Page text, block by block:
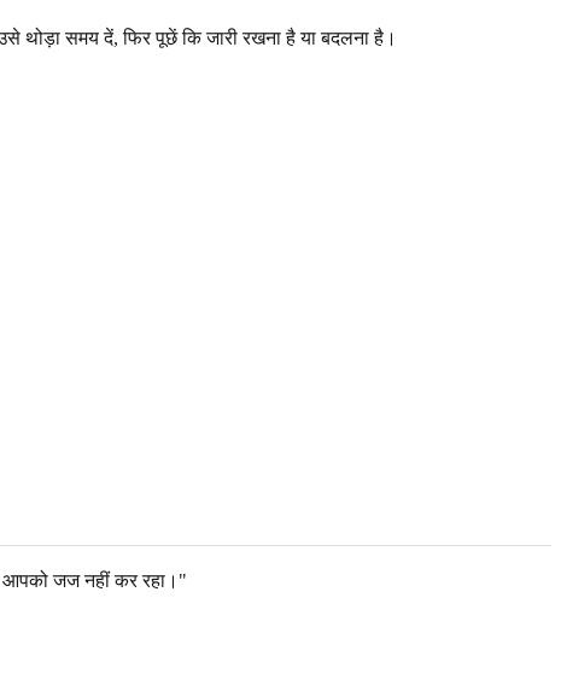
समय दें, फिर पूछें कि जारी रखना है या बदलना है।
आपको जज नहीं कर रहा।"